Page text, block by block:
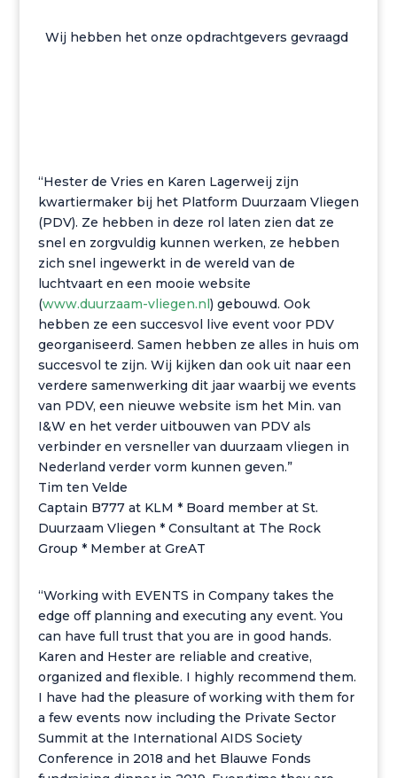
Wij hebben het onze opdrachtgevers gevraagd
“Hester de Vries en Karen Lagerweij zijn
kwartiermaker bij het Platform Duurzaam Vliegen
(PDV). Ze hebben in deze rol laten zien dat ze
snel en zorgvuldig kunnen werken, ze hebben
zich snel ingewerkt in de wereld van de
luchtvaart en een mooie website
(www.duurzaam-vliegen.nl) gebouwd. Ook
hebben ze een succesvol live event voor PDV
georganiseerd. Samen hebben ze alles in huis om
succesvol te zijn. Wij kijken dan ook uit naar een
verdere samenwerking dit jaar waarbij we events
van PDV, een nieuwe website ism het Min. van
I&W en het verder uitbouwen van PDV als
verbinder en versneller van duurzaam vliegen in
Nederland verder vorm kunnen geven.”
Tim ten Velde
Captain B777 at KLM * Board member at St.
Duurzaam Vliegen * Consultant at The Rock
Group * Member at GreAT
“Working with EVENTS in Company takes the
edge off planning and executing any event. You
can have full trust that you are in good hands.
Karen and Hester are reliable and creative,
organized and flexible. I highly recommend them.
I have had the pleasure of working with them for
a few events now including the Private Sector
Summit at the International AIDS Society
Conference in 2018 and het Blauwe Fonds